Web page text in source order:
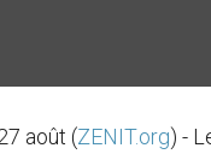
août (ZENIT.org) -